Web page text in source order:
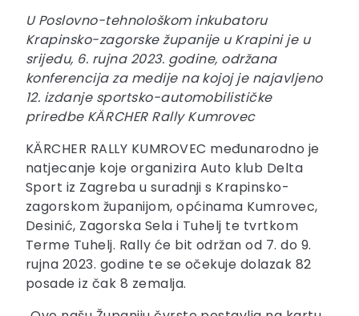
U Poslovno-tehnološkom inkubatoru
Krapinsko-zagorske županije u Krapini je u
srijedu, 6. rujna 2023. godine, održana
konferencija za medije na kojoj je najavljeno
12. izdanje sportsko-automobilističke
priredbe KӒRCHER Rally Kumrovec
KӒRCHER RALLY KUMROVEC međunarodno je
natjecanje koje organizira Auto klub Delta
Sport iz Zagreba u suradnji s Krapinsko-
zagorskom županijom, općinama Kumrovec,
Desinić, Zagorska Sela i Tuhelj te tvrtkom
Terme Tuhelj. Rally će bit održan od 7. do 9.
rujna 2023. godine te se očekuje dolazak 82
posade iz čak 8 zemalja.